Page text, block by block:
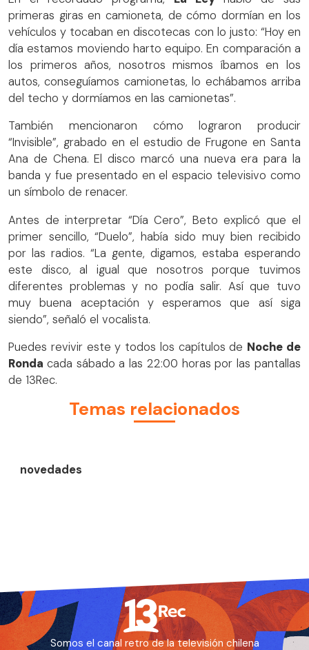
primeras giras en camioneta, de cómo dormían en los
vehículos y tocaban en discotecas con lo justo: “Hoy en
día estamos moviendo harto equipo. En comparación a
los primeros años, nosotros mismos íbamos en los
autos, conseguíamos camionetas, lo echábamos arriba
del techo y dormíamos en las camionetas”.
También mencionaron cómo lograron producir
“Invisible”, grabado en el estudio de Frugone en Santa
Ana de Chena. El disco marcó una nueva era para la
banda y fue presentado en el espacio televisivo como
un símbolo de renacer.
Antes de interpretar “Día Cero”, Beto explicó que el
primer sencillo, “Duelo”, había sido muy bien recibido
por las radios. “La gente, digamos, estaba esperando
este disco, al igual que nosotros porque tuvimos
diferentes problemas y no podía salir. Así que tuvo
muy buena aceptación y esperamos que así siga
siendo”, señaló el vocalista.
Puedes revivir este y todos los capítulos de Noche de
Ronda cada sábado a las 22:00 horas por las pantallas
de 13Rec.
Temas relacionados
novedades
Somos el canal retro de la televisión chilena